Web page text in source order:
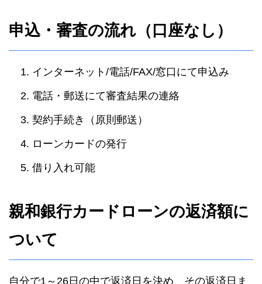
申込・審査の流れ（口座なし）
インターネット/電話/FAX/窓口にて申込み
電話・郵送にて審査結果の連絡
契約手続き（原則郵送）
ローンカードの発行
借り入れ可能
親和銀行カードローンの返済額に
ついて
自分で1～26日の中で返済日を決め、その返済日ま